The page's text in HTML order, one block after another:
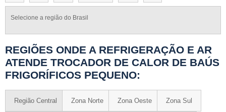
Selecione a região do Brasil
REGIÕES ONDE A REFRIGERAÇÃO E AR
ATENDE TROCADOR DE CALOR DE BAÚS
FRIGORÍFICOS PEQUENO:
Região Central Zona Norte Zona Oeste Zona Sul